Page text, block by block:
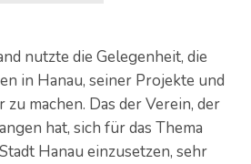
nutzte die Gelegenheit, die
in Hanau, seiner Projekte und
machen. Das der Verein, der
hat, sich für das Thema
Hanau einzusetzen, sehr